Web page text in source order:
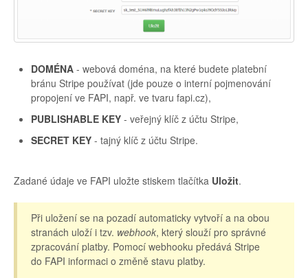
DOMÉNA - webová doména, na které budete platební
bránu Stripe používat (jde pouze o interní pojmenování
propojení ve FAPI, např. ve tvaru fapi.cz),
PUBLISHABLE KEY - veřejný klíč z účtu Stripe,
SECRET KEY - tajný klíč z účtu Stripe.
Zadané údaje ve FAPI uložte stiskem tlačítka Uložit.
Při uložení se na pozadí automaticky vytvoří a na obou
stranách uloží i tzv. webhook, který slouží pro správné
zpracování platby. Pomocí webhooku předává Stripe
do FAPI informaci o změně stavu platby.